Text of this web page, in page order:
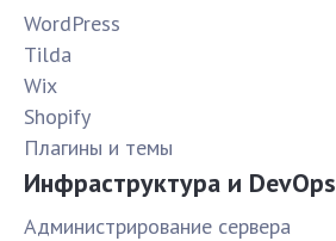
WordPress
Tilda
Wix
Shopify
Плагины и темы
Инфраструктура и DevOps
Администрирование сервера